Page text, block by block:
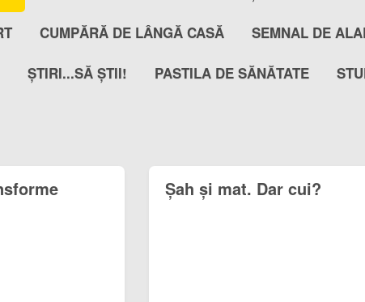
CUMPĂRĂ DE LÂNGĂ CASĂ SEMNAL DE
ȘTIRI...SĂ ȘTII! PASTILA DE SĂNĂTATE
Șah și mat. Dar cui?